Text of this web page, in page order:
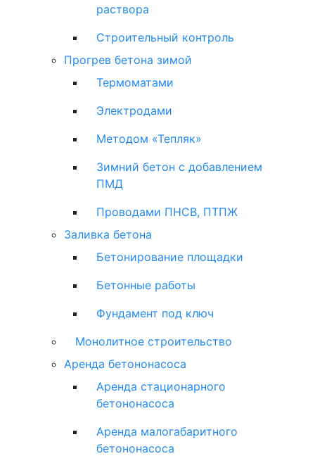
раствора
Строительный контроль
Прогрев бетона зимой
Термоматами
Электродами
Методом «Тепляк»
Зимний бетон с добавлением
ПМД
Проводами ПНСВ, ПТПЖ
Заливка бетона
Бетонирование площадки
Бетонные работы
Фундамент под ключ
Монолитное строительство
Аренда бетононасоса
Аренда стационарного
бетононасоса
Аренда малогабаритного
бетононасоса